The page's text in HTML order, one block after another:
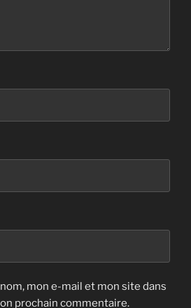
mon e-mail et mon site dans
prochain commentaire.